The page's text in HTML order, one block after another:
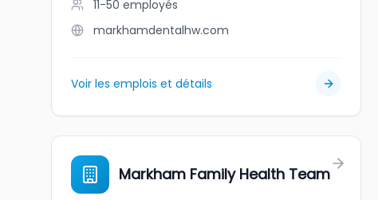
11-50 employés
markhamdentalhw.com
Voir les emplois et détails
Markham Family Health Team